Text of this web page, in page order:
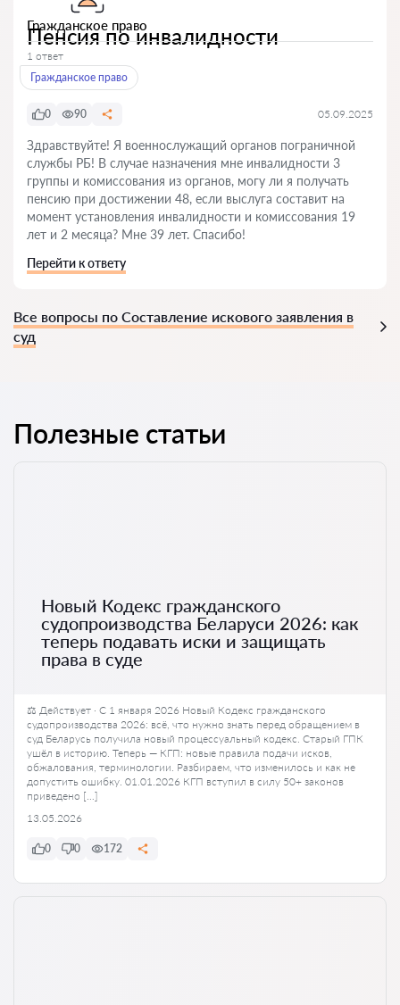
Гражданское право
Пенсия по инвалидности
1 ответ
Гражданское право
0 90 05.09.2025
Здравствуйте! Я военнослужащий органов пограничной
службы РБ! В случае назначения мне инвалидности 3
группы и комиссования из органов, могу ли я получать
пенсию при достижении 48, если выслуга составит на
момент установления инвалидности и комиссования 19
лет и 2 месяца? Мне 39 лет. Спасибо!
Перейти к ответу
Все вопросы по Составление искового заявления в
суд
Полезные статьи
Новый Кодекс гражданского
судопроизводства Беларуси 2026: как
теперь подавать иски и защищать
права в суде
⚖️ Действует · С 1 января 2026 Новый Кодекс гражданского
судопроизводства 2026: всё, что нужно знать перед обращением в
суд Беларусь получила новый процессуальный кодекс. Старый ГПК
ушёл в историю. Теперь — КГП: новые правила подачи исков,
обжалования, терминологии. Разбираем, что изменилось и как не
допустить ошибку. 01.01.2026 КГП вступил в силу 50+ законов
приведено […]
13.05.2026
0 0 172